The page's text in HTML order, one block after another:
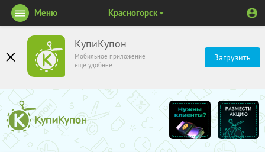
КупиКупон
Мобильное приложение
ещё удобнее
Загрузить
Меню Красногорск